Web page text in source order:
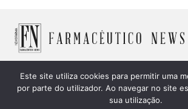
© 2026 Farmacêutico News -Política de
Este site utiliza cookies para permitir uma
por parte do utilizador. Ao navegar no site
sua utilização.